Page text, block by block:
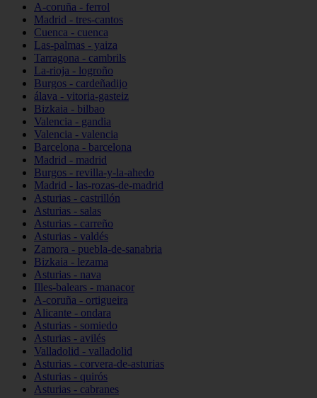
A-coruña - ferrol
Madrid - tres-cantos
Cuenca - cuenca
Las-palmas - yaiza
Tarragona - cambrils
La-rioja - logroño
Burgos - cardeñadijo
álava - vitoria-gasteiz
Bizkaia - bilbao
Valencia - gandia
Valencia - valencia
Barcelona - barcelona
Madrid - madrid
Burgos - revilla-y-la-ahedo
Madrid - las-rozas-de-madrid
Asturias - castrillón
Asturias - salas
Asturias - carreño
Asturias - valdés
Zamora - puebla-de-sanabria
Bizkaia - lezama
Asturias - nava
Illes-balears - manacor
A-coruña - ortigueira
Alicante - ondara
Asturias - somiedo
Asturias - avilés
Valladolid - valladolid
Asturias - corvera-de-asturias
Asturias - quirós
Asturias - cabranes